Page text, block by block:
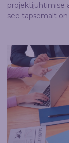
projektijuhtimise
see täpsemalt